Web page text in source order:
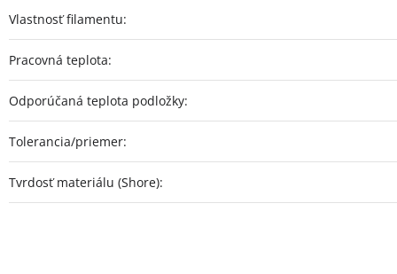
Vlastnosť filamentu:
Pracovná teplota:
Odporúčaná teplota podložky:
Tolerancia/priemer:
Tvrdosť materiálu (Shore):